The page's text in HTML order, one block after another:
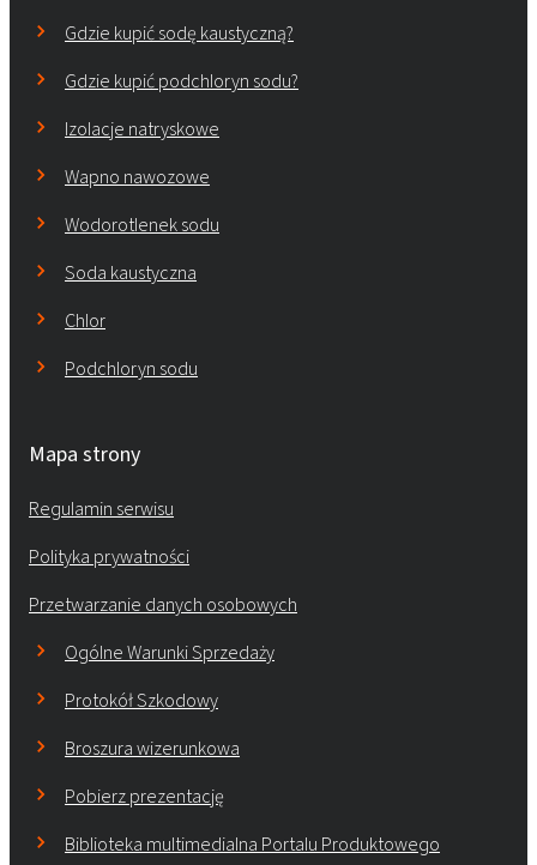
Gdzie kupić sodę kaustyczną?
Gdzie kupić podchloryn sodu?
Izolacje natryskowe
Wapno nawozowe
Wodorotlenek sodu
Soda kaustyczna
Chlor
Podchloryn sodu
Mapa strony
Regulamin serwisu
Polityka prywatności
Przetwarzanie danych osobowych
Ogólne Warunki Sprzedaży
Protokół Szkodowy
Broszura wizerunkowa
Pobierz prezentację
Biblioteka multimedialna Portalu Produktowego